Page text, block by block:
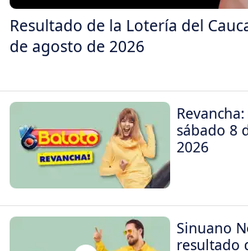
Resultado de la Lotería del
de agosto de 2026
sábado 8
2026
Sinuano
resultado